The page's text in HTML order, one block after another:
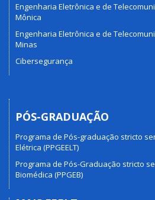
Engenharia Eletrônica e de
Mônica
Engenharia Eletrônica e de
Minas
Cibersegurança
PÓS-GRADUAÇÃO
Programa de Pós-graduação stricto
Elétrica (PPGEELT)
Programa de Pós-Graduação stricto
Biomédica (PPGEB)